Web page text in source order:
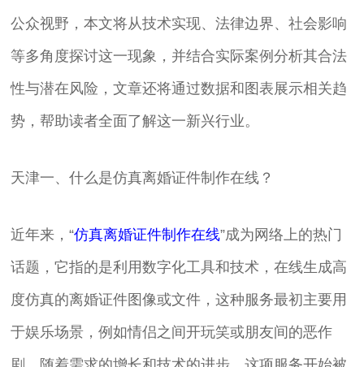
公众视野，本文将从技术实现、法律边界、社会影响
等多角度探讨这一现象，并结合实际案例分析其合法
性与潜在风险，文章还将通过数据和图表展示相关趋
势，帮助读者全面了解这一新兴行业。
天津一、什么是仿真离婚证件制作在线？
近年来，“仿真离婚证件制作在线”成为网络上的热门
话题，它指的是利用数字化工具和技术，在线生成高
度仿真的离婚证件图像或文件，这种服务最初主要用
于娱乐场景，例如情侣之间开玩笑或朋友间的恶作